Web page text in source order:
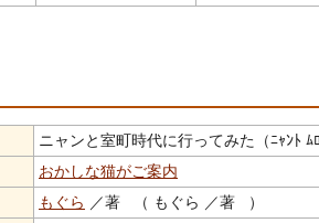
ニャンと室町時代に行ってみた（ﾆｬﾝﾄ ﾑ
おかしな猫がご案内
もぐら ／著 （ もぐら ／著 ）